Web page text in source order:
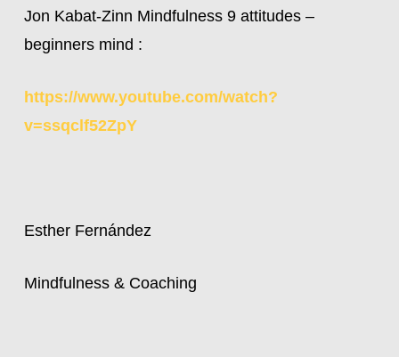
Jon Kabat-Zinn Mindfulness 9 attitudes –
beginners mind :
https://www.youtube.com/watch?
v=ssqclf52ZpY
Esther Fernández
Mindfulness & Coaching